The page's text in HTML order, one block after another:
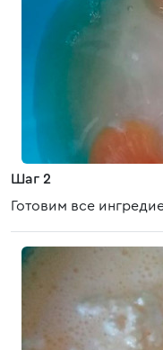
Шаг 2
Готовим все